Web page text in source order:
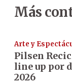
Más
Arte y
Pilsen
line up por
2026